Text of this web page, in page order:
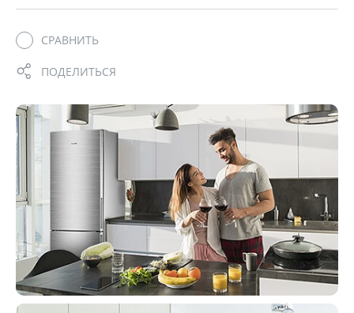
СРАВНИТЬ
ПОДЕЛИТЬСЯ